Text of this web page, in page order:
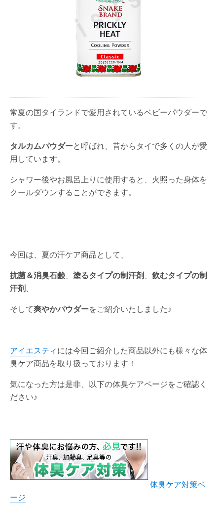
常夏の国タイランドで愛用されているベビーパウダーで
す。
タルカムパウダーと呼ばれ、昔からタイで多くの人が愛
用しています。
シャワー後やお風呂上りに使用すると、火照った身体を
クールダウンすることができます。
今回は、夏の汗ケア商品として、
抗菌＆消臭石鹸、 塗るタイプの制汗剤、 飲むタイプの制
汗剤、
そして爽やかパウダーをご紹介いたしました♪
アイエスティには今回ご紹介した商品以外にも様々な体
臭ケア商品を取り扱っております！
気になった方は是非、以下の体臭ケアページをご確認く
ださい♪
体臭ケア対策ペ
ージ